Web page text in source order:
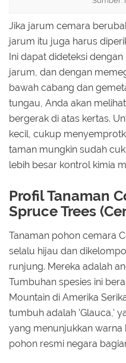
Jika jarum cemara
jarum itu juga harus
Ini dapat dideteksi
jarum, dan dengan
bawah cabang dan
tungau, Anda akan
bergerak di atas kertas.
kecil, cukup
taman mungkin sudah
lebih besar kontrol kimia
Profil Tanaman
Spruce Trees
Tanaman pohon cemara
selalu hijau dan
runjung. Mereka adalah
Tumbuhan spesies ini
Mountain di Amerika
tumbuh adalah 'Glauca,'
yang menunjukkan
pohon resmi negara